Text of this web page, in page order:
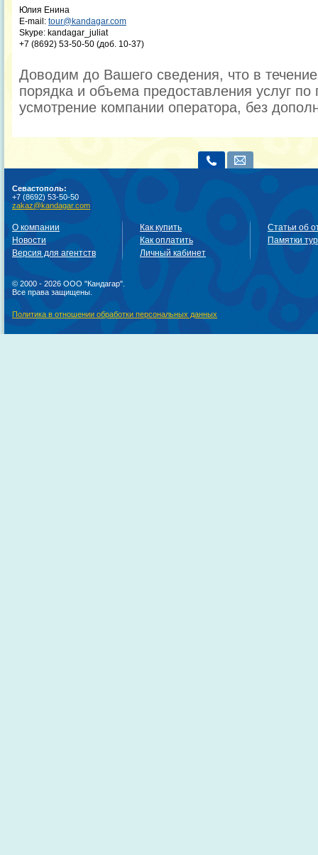
Юлия Енина
E-mail: tour@kandagar.com
Skype: kandagar_juliat
+7 (8692) 53-50-50 (доб. 10-37)
Доводим до Вашего сведения, что в
порядка и объема предоставления услуг по
усмотрение компании оператора, без
Севастополь:
+7 (8692) 53-50-50
zakaz@kandagar.com
О компании
Новости
Версия для агентств
Как купить
Как оплатить
Личный кабинет
Статьи об
Памятки
© 2000 - 2026 ООО "Кандагар".
Все права защищены.
Политика в отношении обработки персональных данных